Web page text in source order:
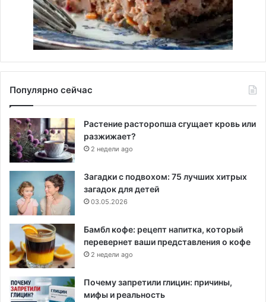
Популярно сейчас
Растение расторопша сгущает кровь или
разжижает?
2 недели ago
Загадки с подвохом: 75 лучших хитрых
загадок для детей
03.05.2026
Бамбл кофе: рецепт напитка, который
перевернет ваши представления о кофе
2 недели ago
Почему запретили глицин: причины,
мифы и реальность